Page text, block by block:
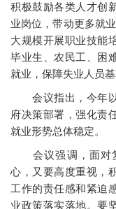
积极鼓励各类人才创
业岗位，带动更多就
大规模开展职业技能
毕业生、农民工、困
就业，保障失业人员
会议指出，今年以
府决策部署，强化责
就业形势总体稳定。
会议强调，面对复
心，又要高度重视，
工作的责任感和紧迫
业政策落实落地。要